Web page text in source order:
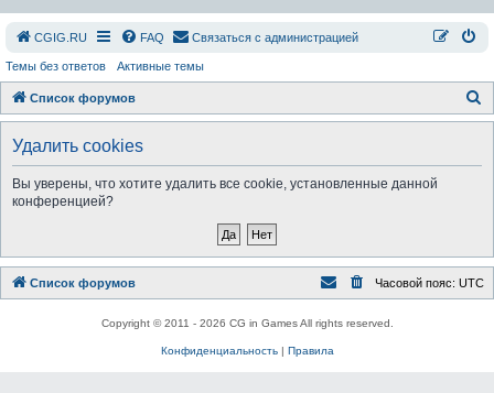
СGIG.RU FAQ Связаться с администрацией
Темы без ответов Активные темы
Список форумов
о
Удалить cookies
Вы уверены, что хотите удалить все cookie, установленные данной
конференцией?
Список форумов Часовой пояс: UTC
Copyright © 2011 - 2026 CG in Games All rights reserved.
Конфиденциальность| Правила